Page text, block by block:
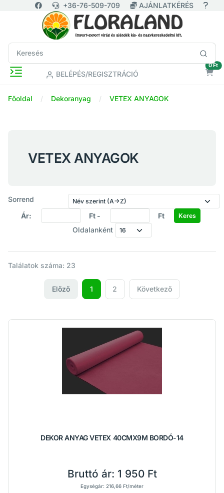
+36-76-509-709 AJÁNLATKÉRÉS
BELÉPÉS/REGISZTRÁCIÓ
0 Ft
Főoldal Dekoranyag VETEX ANYAGOK
VETEX ANYAGOK
Sorrend
Ár:
Ft -
Ft
Oldalanként
Találatok száma: 23
Előző 1 2 Következő
DEKOR ANYAG VETEX 40CMX9M BORDÓ-14
Bruttó ár: 1 950 Ft
Egységár: 216,66 Ft/méter